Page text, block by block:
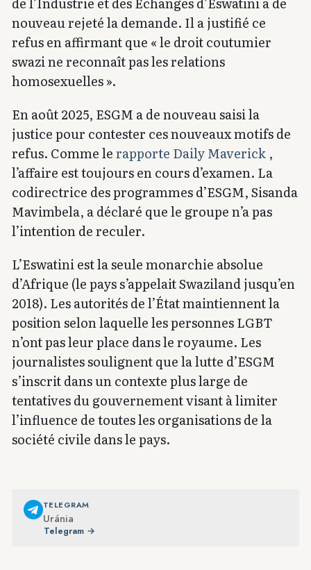
nouveau rejeté la demande. Il a justifié ce
refus en affirmant que « le droit coutumier
swazi ne reconnaît pas les relations
homosexuelles ».
En août 2025, ESGM a de nouveau saisi la
justice pour contester ces nouveaux motifs de
refus. Comme lerapporte Daily Maverick,
l’affaire est toujours en cours d’examen. La
codirectrice des programmes d’ESGM, Sisanda
Mavimbela, a déclaré que le groupe n’a pas
l’intention de reculer.
L’Eswatini est la seule monarchie absolue
d’Afrique (le pays s’appelait Swaziland jusqu’en
2018). Les autorités de l’État maintiennent la
position selon laquelle les personnes LGBT
n’ont pas leur place dans le royaume. Les
journalistes soulignent que la lutte d’ESGM
s’inscrit dans un contexte plus large de
tentatives du gouvernement visant à limiter
l’influence de toutes les organisations de la
société civile dans le pays.
TELEGRAM
Uránia
Telegram →